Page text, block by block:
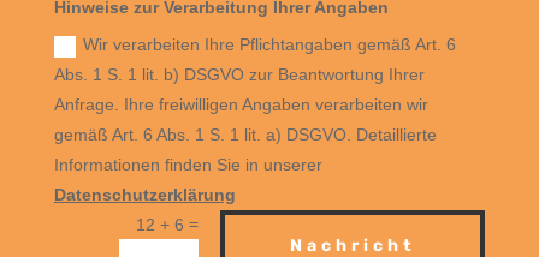
Hinweise zur Verarbeitung Ihrer Angaben
Wir verarbeiten Ihre Pflichtangaben gemäß Art. 6
Abs. 1 S. 1 lit. b) DSGVO zur Beantwortung Ihrer
Anfrage. Ihre freiwilligen Angaben verarbeiten wir
gemäß Art. 6 Abs. 1 S. 1 lit. a) DSGVO. Detaillierte
Informationen finden Sie in unserer
Datenschutzerklärung
12 + 6 =
Nachricht